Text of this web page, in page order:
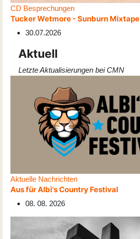
CD Besprechungen
Tucker Wetmore - Sunburn Mixtape
30.07.2026
Aktuell
Letzte Aktualisierungen bei CMN
Aktuelle Nachrichten
Aus für Albi's Country Festival
08. 08. 2026